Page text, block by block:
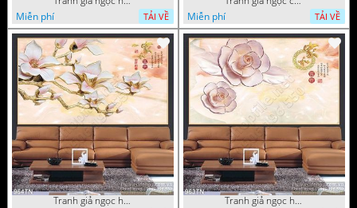
Miễn phí
TẢI VỀ
Miễn phí
TẢI VỀ
Tranh giả ngọc hoa thư pháp treo tường
Tranh giả ngọc hoa thư pháp